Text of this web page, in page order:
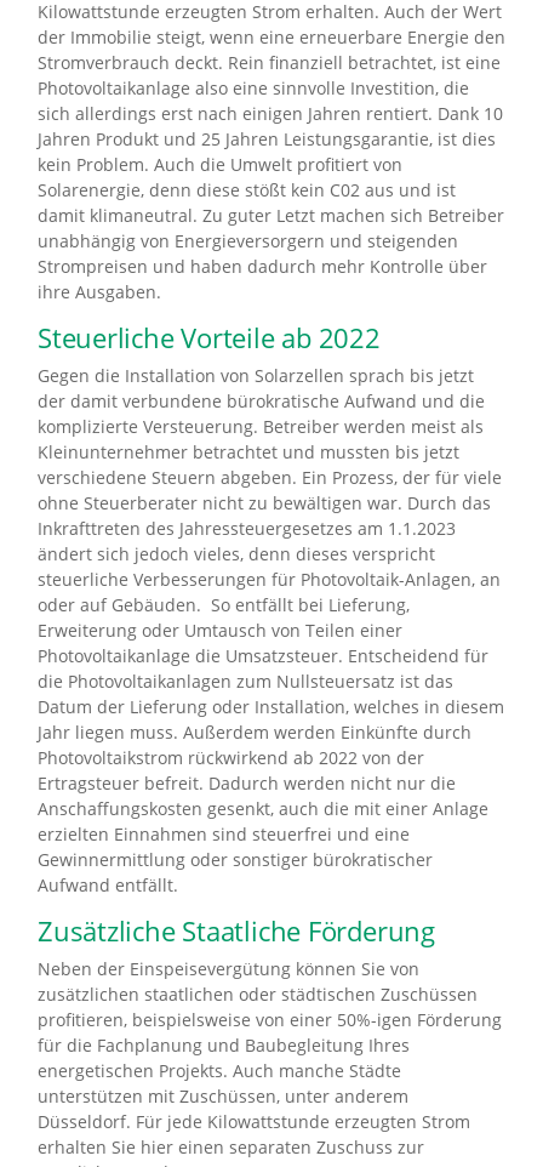
Kilowattstunde erzeugten Strom erhalten. Auch der Wert
der Immobilie steigt, wenn eine erneuerbare Energie den
Stromverbrauch deckt. Rein finanziell betrachtet, ist eine
Photovoltaikanlage also eine sinnvolle Investition, die
sich allerdings erst nach einigen Jahren rentiert. Dank 10
Jahren Produkt und 25 Jahren Leistungsgarantie, ist dies
kein Problem. Auch die Umwelt profitiert von
Solarenergie, denn diese stößt kein C02 aus und ist
damit klimaneutral. Zu guter Letzt machen sich Betreiber
unabhängig von Energieversorgern und steigenden
Strompreisen und haben dadurch mehr Kontrolle über
ihre Ausgaben.
Steuerliche Vorteile ab 2022
Gegen die Installation von Solarzellen sprach bis jetzt
der damit verbundene bürokratische Aufwand und die
komplizierte Versteuerung. Betreiber werden meist als
Kleinunternehmer betrachtet und mussten bis jetzt
verschiedene Steuern abgeben. Ein Prozess, der für viele
ohne Steuerberater nicht zu bewältigen war. Durch das
Inkrafttreten des Jahressteuergesetzes am 1.1.2023
ändert sich jedoch vieles, denn dieses verspricht
steuerliche Verbesserungen für Photovoltaik-Anlagen, an
oder auf Gebäuden. So entfällt bei Lieferung,
Erweiterung oder Umtausch von Teilen einer
Photovoltaikanlage die Umsatzsteuer. Entscheidend für
die Photovoltaikanlagen zum Nullsteuersatz ist das
Datum der Lieferung oder Installation, welches in diesem
Jahr liegen muss. Außerdem werden Einkünfte durch
Photovoltaikstrom rückwirkend ab 2022 von der
Ertragsteuer befreit. Dadurch werden nicht nur die
Anschaffungskosten gesenkt, auch die mit einer Anlage
erzielten Einnahmen sind steuerfrei und eine
Gewinnermittlung oder sonstiger bürokratischer
Aufwand entfällt.
Zusätzliche Staatliche Förderung
Neben der Einspeisevergütung können Sie von
zusätzlichen staatlichen oder städtischen Zuschüssen
profitieren, beispielsweise von einer 50%-igen Förderung
für die Fachplanung und Baubegleitung Ihres
energetischen Projekts. Auch manche Städte
unterstützen mit Zuschüssen, unter anderem
Düsseldorf. Für jede Kilowattstunde erzeugten Strom
erhalten Sie hier einen separaten Zuschuss zur